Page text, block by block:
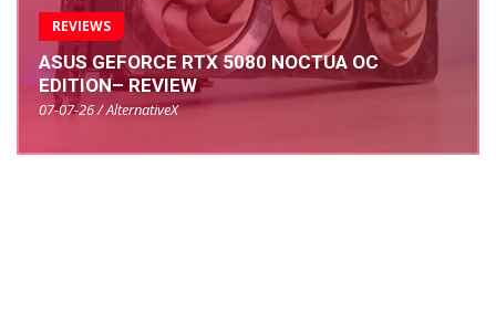
REVIEWS
ASUS GEFORCE RTX 5080 NOCTUA OC
EDITION– REVIEW
07-07-26 / AlternativeX